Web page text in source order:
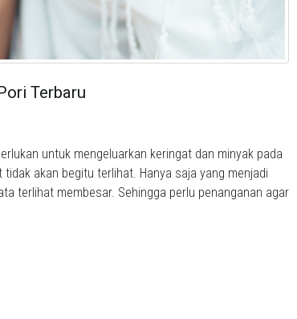
Terbaru
untuk mengeluarkan keringat dan minyak pada
akan begitu terlihat. Hanya saja yang menjadi
terlihat membesar. Sehingga perlu penanganan agar